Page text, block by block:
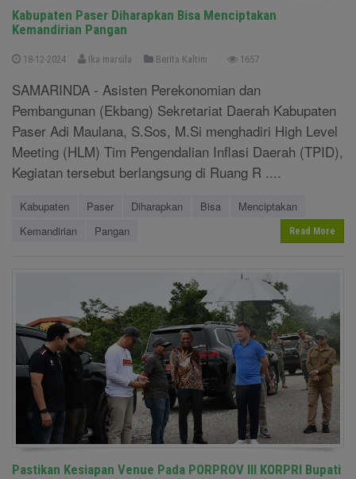
Kabupaten Paser Diharapkan Bisa Menciptakan
Kemandirian Pangan
18-12-2024 Ika marsila Berita Kaltim 1657
SAMARINDA - Asisten Perekonomian dan
Pembangunan (Ekbang) Sekretariat Daerah Kabupaten
Paser Adi Maulana, S.Sos, M.Si menghadiri High Level
Meeting (HLM) Tim Pengendalian Inflasi Daerah (TPID),
Kegiatan tersebut berlangsung di Ruang R ....
Kabupaten Paser Diharapkan Bisa
Menciptakan
Kemandirian
Pangan Read More
Pastikan Kesiapan Venue Pada PORPROV III KORPRI Bupati